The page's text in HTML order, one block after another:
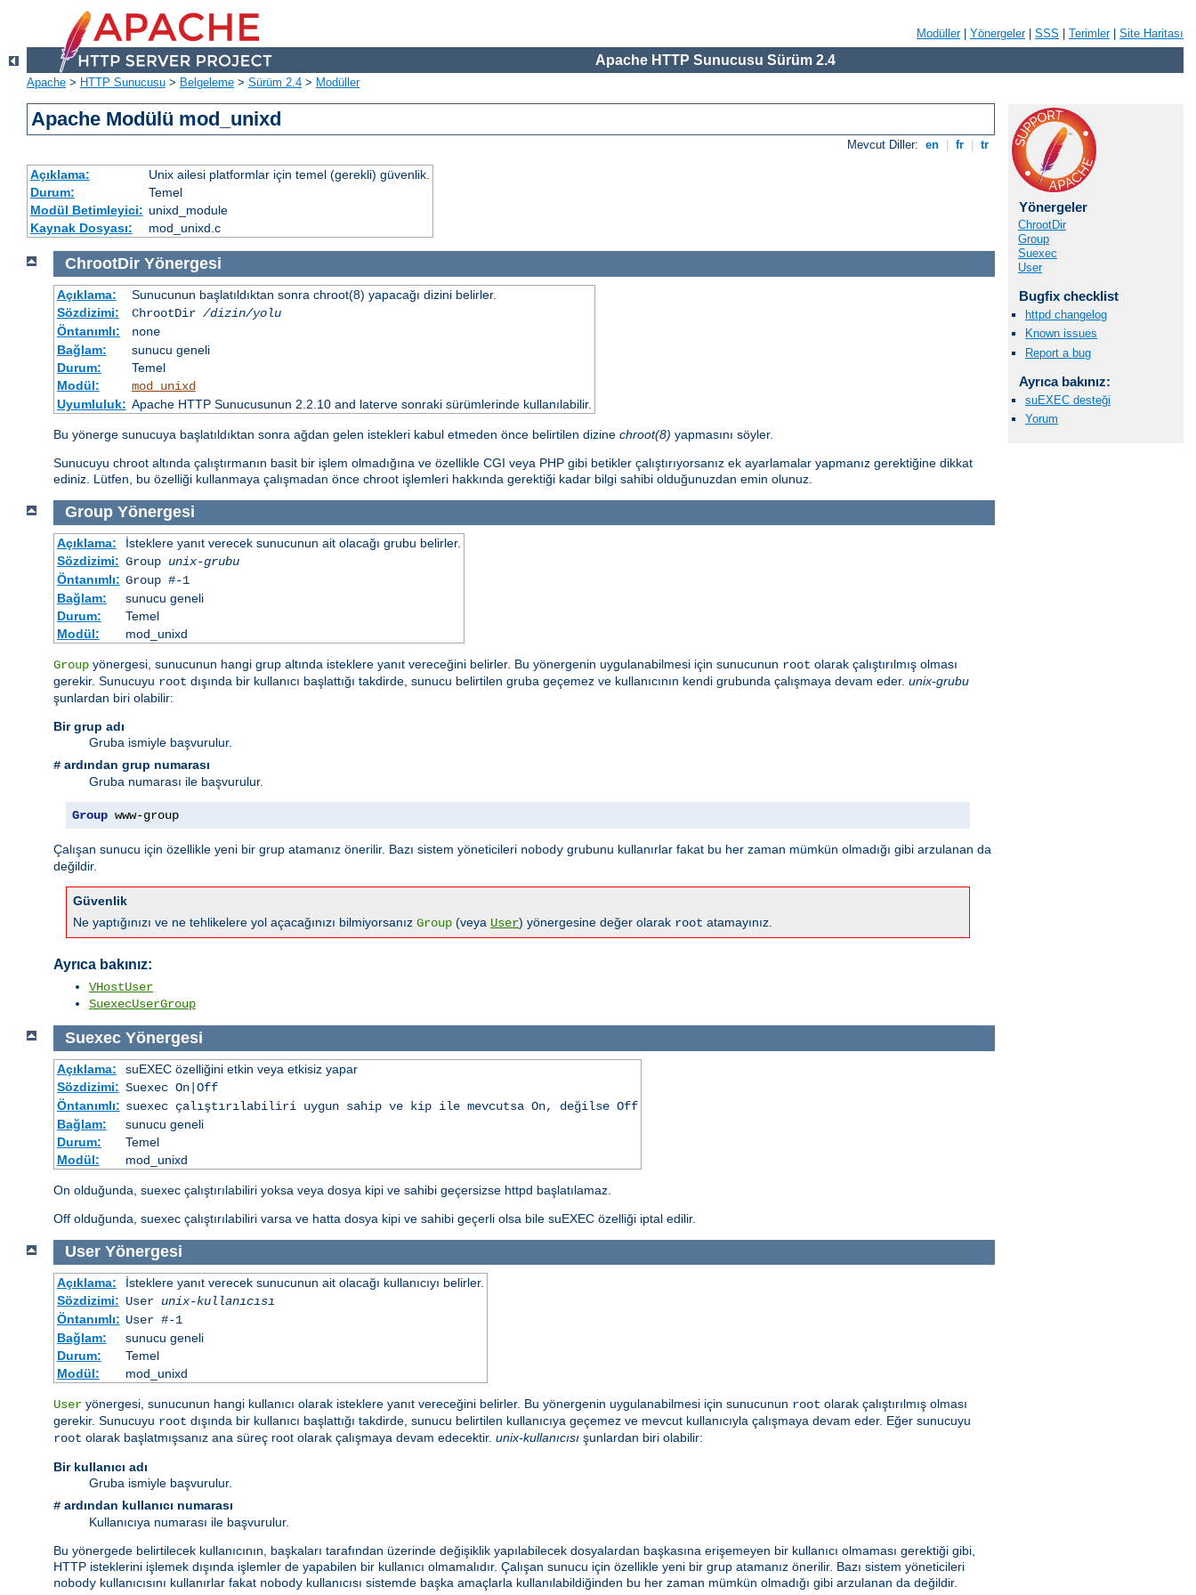
Modüller| Yönergeler| SSS Terimler| Site Haritası
Apache HTTP Sunucusu Sürüm 2.4
Apache > HTTP Sunucusu > Belgeleme > Sürüm 2.4 > Modüller
Apache Modülü mod_unixd
Mevcut Diller: en fr tr
Açıklama:
Unix ailesi platformlar için temel (gerekli) güvenlik.
Durum:
Temel
Modül Betimleyici: unixd_module
Kaynak Dosyası:
mod_unixd.c
Yönergeler
ChrootDir
Group
Suexec
User
Bugfix checklist
httpd changelog
Known issues
Report a bug
Ayrıca bakınız:
suEXEC desteği
Yorum
ChrootDir Yönergesi
Açıklama:
Sunucunun başlatıldıktan sonra chroot(8) yapacağı dizini belirler.
Sözdizimi:
ChrootDir /dizin/yolu
Öntanımlı:
none
Bağlam:
sunucu geneli
Durum:
Temel
Modül:
mod_unixd
Uyumluluk: Apache HTTP Sunucusunun 2.2.10 and laterve sonraki sürümlerinde kullanılabilir.
Bu yönerge sunucuya başlatıldıktan sonra ağdan gelen istekleri kabul etmeden önce belirtilen dizine chroot(8) yapmasını söyler.
Sunucuyu chroot altında çalıştırmanın basit bir işlem olmadığına ve özellikle CGI veya PHP gibi betikler çalıştırıyorsanız ek ayarlamalar yapmanız gerektiğine dikkat
ediniz. Lütfen, bu özelliği kullanmaya çalışmadan önce chroot işlemleri hakkında gerektiği kadar bilgi sahibi olduğunuzdan emin olunuz.
Group Yönergesi
Açıklama:
İsteklere yanıt verecek sunucunun ait olacağı grubu belirler.
Sözdizimi: Group unix-grubu
Öntanımlı: Group #-1
Bağlam:
sunucu geneli
Durum:
Temel
Modül:
mod_unixd
Group yönergesi, sunucunun hangi grup altında isteklere yanıt vereceğini belirler. Bu yönergenin uygulanabilmesi için sunucunun root olarak çalıştırılmış olması
gerekir. Sunucuyu root dışında bir kullanıcı başlattığı takdirde, sunucu belirtilen gruba geçemez ve kullanıcının kendi grubunda çalışmaya devam eder. unix-grubu
şunlardan biri olabilir:
Bir grup adı
Gruba ismiyle başvurulur.
# ardından grup numarası
Gruba numarası ile başvurulur.
Group www-group
Çalışan sunucu için özellikle yeni bir grup atamanız önerilir. Bazı sistem yöneticileri nobody grubunu kullanırlar fakat bu her zaman mümkün olmadığı gibi arzulanan da
değildir.
Güvenlik
Ne yaptığınızı ve ne tehlikelere yol açacağınızı bilmiyorsanız Group (veya User) yönergesine değer olarak root atamayınız.
Ayrıca bakınız:
VHostUser
SuexecUserGroup
Suexec Yönergesi
Açıklama:
suEXEC özelliğini etkin veya etkisiz yapar
Sözdizimi: Suexec On|Off
Öntanımlı: suexec çalıştırılabiliri uygun sahip ve kip ile mevcutsa On, değilse Off
Bağlam:
sunucu geneli
Durum:
Temel
Modül:
mod_unixd
On olduğunda, suexec çalıştırılabiliri yoksa veya dosya kipi ve sahibi geçersizse httpd başlatılamaz.
Off olduğunda, suexec çalıştırılabiliri varsa ve hatta dosya kipi ve sahibi geçerli olsa bile suEXEC özelliği iptal edilir.
User Yönergesi
Açıklama:
İsteklere yanıt verecek sunucunun ait olacağı kullanıcıyı belirler.
Sözdizimi: User unix-kullanıcısı
Öntanımlı: User #-1
Bağlam:
sunucu geneli
Durum:
Temel
Modül:
mod_unixd
User yönergesi, sunucunun hangi kullanıcı olarak isteklere yanıt vereceğini belirler. Bu yönergenin uygulanabilmesi için sunucunun root olarak çalıştırılmış olması
gerekir. Sunucuyu root dışında bir kullanıcı başlattığı takdirde, sunucu belirtilen kullanıcıya geçemez ve mevcut kullanıcıyla çalışmaya devam eder. Eğer sunucuyu
root olarak başlatmışsanız ana süreç root olarak çalışmaya devam edecektir. unix-kullanıcısı şunlardan biri olabilir:
Bir kullanıcı adı
Gruba ismiyle başvurulur.
# ardından kullanıcı numarası
Kullanıcıya numarası ile başvurulur.
Bu yönergede belirtilecek kullanıcının, başkaları tarafından üzerinde değişiklik yapılabilecek dosyalardan başkasına erişemeyen bir kullanıcı olmaması gerektiği gibi,
HTTP isteklerini işlemek dışında işlemler de yapabilen bir kullanıcı olmamalıdır. Çalışan sunucu için özellikle yeni bir grup atamanız önerilir. Bazı sistem yöneticileri
nobody kullanıcısını kullanırlar fakat nobody kullanıcısı sistemde başka amaçlarla kullanılabildiğinden bu her zaman mümkün olmadığı gibi arzulanan da değildir.